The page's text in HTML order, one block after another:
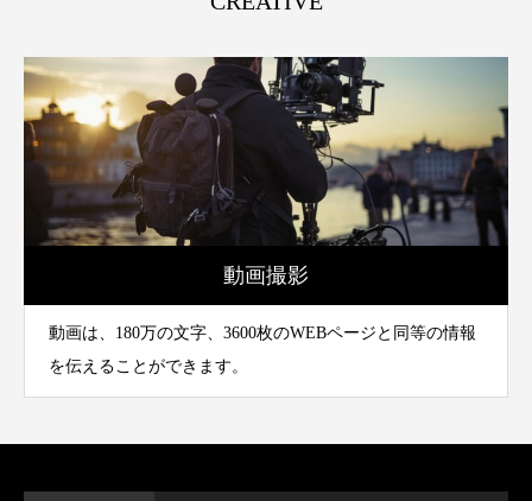
動画撮影
動画は、180万の文字、3600枚のWEBページと同等の情報
を伝えることができます。